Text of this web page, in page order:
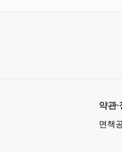
약관
면책